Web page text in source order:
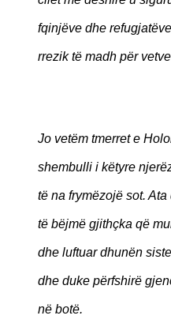
fqinjëve dhe
rrezik të madh për
Jo vetëm tmerret e
shembulli i këtyre
të na frymëzojë sot.
të bëjmë gjithçka që
dhe luftuar dhunën
dhe duke përfshirë
në botë.